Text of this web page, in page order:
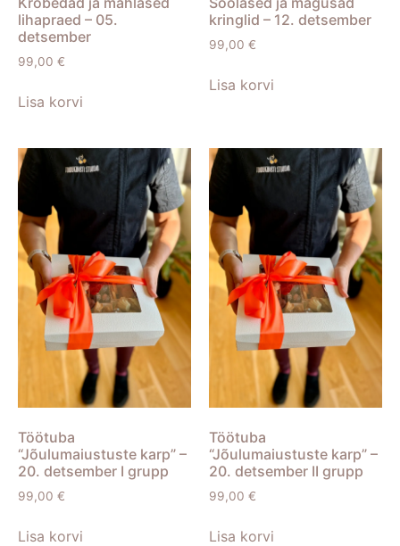
lihapraed – 05.
detsember
99,00 €
Lisa korvi
kringlid – 12. detsember
99,00 €
Lisa korvi
Töötuba
“Jõulumaiustuste karp” –
20. detsember I grupp
99,00 €
Lisa korvi
Töötuba
“Jõulumaiustuste karp” –
20. detsember II grupp
99,00 €
Lisa korvi